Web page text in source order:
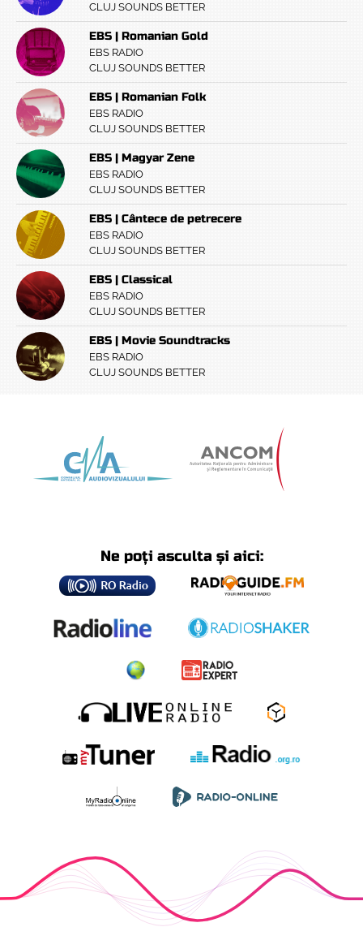
CLUJ SOUNDS BETTER
EBS | Romanian Gold
EBS RADIO
CLUJ SOUNDS BETTER
EBS | Romanian Folk
EBS RADIO
CLUJ SOUNDS BETTER
EBS | Magyar Zene
EBS RADIO
CLUJ SOUNDS BETTER
EBS | Cântece de petrecere
EBS RADIO
CLUJ SOUNDS BETTER
EBS | Classical
EBS RADIO
CLUJ SOUNDS BETTER
EBS | Movie Soundtracks
EBS RADIO
CLUJ SOUNDS BETTER
Ne poți asculta și aici: